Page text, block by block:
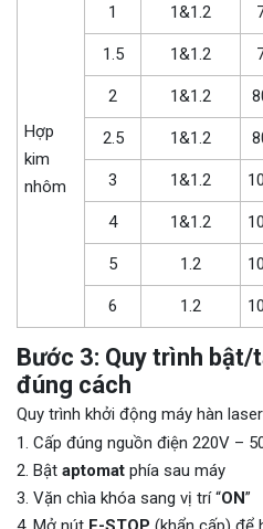
Hợp
kim
nhôm
1 1&1.2
1.5 1&1.2
2 1&1.2
2.5 1&1.2
3 1&1.2
4 1&1.2
5 1.2
6 1.2
Bước 3: Quy trình
đúng cách
Quy trình khởi động máy hàn
Cấp đúng nguồn điện 220V –
Bật aptomat phía sau máy
Vặn chìa khóa sang vị trí “ON”